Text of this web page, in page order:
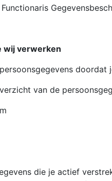
wij verwerken
van de
die je actief